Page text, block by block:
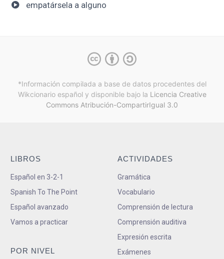
empatársela a alguno
*Información compilada a base de datos procedentes del
Wikcionario español y disponible bajo la Licencia Creative
Commons Atribución-CompartirIgual 3.0
LIBROS
Español en 3-2-1
Spanish To The Point
Español avanzado
Vamos a practicar
POR NIVEL
ACTIVIDADES
Gramática
Vocabulario
Comprensión de lectura
Comprensión auditiva
Expresión escrita
Exámenes